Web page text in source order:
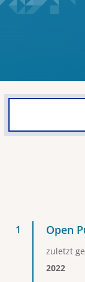
Open
zuletzt
2022